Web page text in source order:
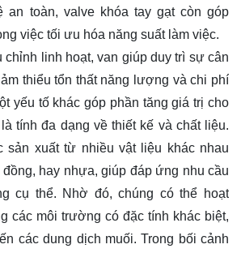
an toàn, valve khóa tay gạt còn góp
việc tối ưu hóa năng suất làm việc.
chỉnh linh hoạt, van giúp duy trì sự cân
thiểu tổn thất năng lượng và chi phí
yếu tố khác góp phần tăng giá trị cho
tính đa dạng về thiết kế và chất liệu.
sản xuất từ nhiều vật liệu khác nhau
hay nhựa, giúp đáp ứng nhu cầu
cụ thể. Nhờ đó, chúng có thể hoạt
các môi trường có đặc tính khác biệt,
các dung dịch muối. Trong bối cảnh